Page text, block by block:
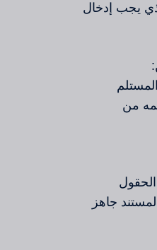
يجب إدخال
من
جاهز